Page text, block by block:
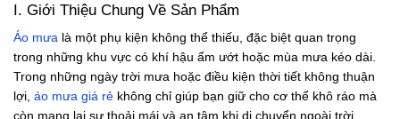
I. Giới Thiệu Chung Về Sản Phẩm
Áo mưa là một phụ kiện không thể thiếu, đặc biệt quan trọng
trong những khu vực có khí hậu ẩm ướt hoặc mùa mưa kéo dài.
Trong những ngày trời mưa hoặc điều kiện thời tiết không thuận
lợi, áo mưa giá rẻ không chỉ giúp bạn giữ cho cơ thể khô ráo mà
còn mang lại sự thoải mái và an tâm khi di chuyển ngoài trời.